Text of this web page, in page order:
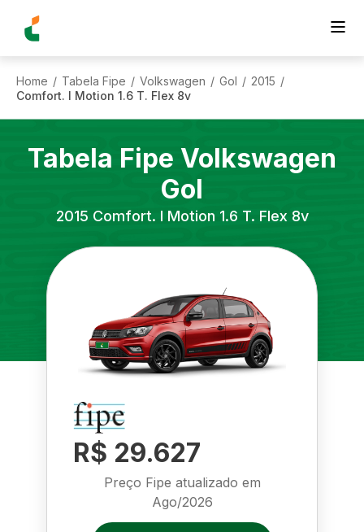
Home / Tabela Fipe / Volkswagen / Gol / 2015 /
Comfort. I Motion 1.6 T. Flex 8v
Tabela Fipe Volkswagen
Gol
2015 Comfort. I Motion 1.6 T. Flex 8v
R$ 29.627
Preço Fipe atualizado em
Ago/2026